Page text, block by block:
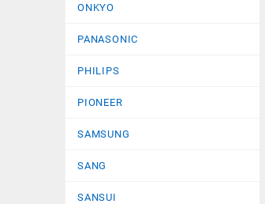
ONKYO
PANASONIC
PHILIPS
PIONEER
SAMSUNG
SANG
SANSUI